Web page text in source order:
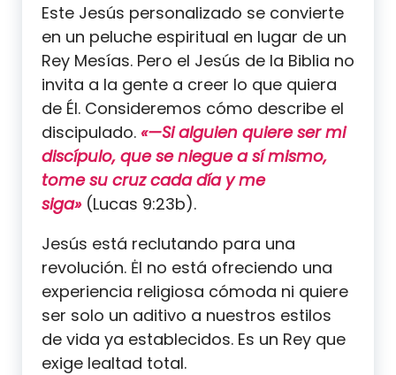
Este Jesús personalizado se convierte
en un peluche espiritual en lugar de un
Rey Mesías. Pero el Jesús de la Biblia no
invita a la gente a creer lo que quiera
de Él. Consideremos cómo describe el
discipulado. «—Si alguien quiere ser mi
discípulo, que se niegue a sí mismo,
tome su cruz cada día y me
siga»(Lucas 9:23b).
Jesús está reclutando para una
revolución. Ėl no está ofreciendo una
experiencia religiosa cómoda ni quiere
ser solo un aditivo a nuestros estilos
de vida ya establecidos. Es un Rey que
exige lealtad total.